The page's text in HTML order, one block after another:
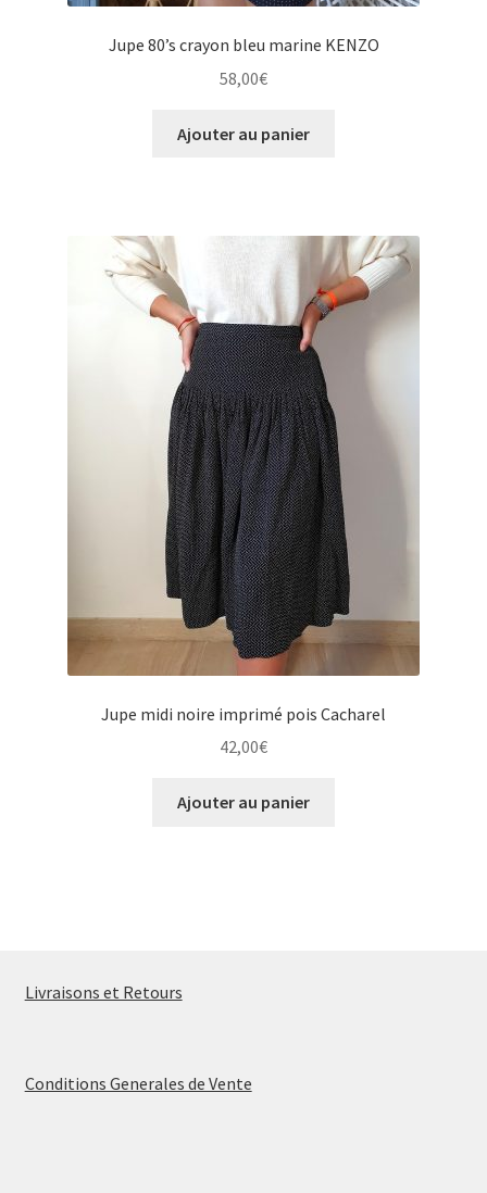
Jupe 80’s crayon bleu marine KENZO
58,00€
Ajouter au panier
Jupe midi noire imprimé pois Cacharel
42,00€
Ajouter au panier
Livraisons et Retours
Conditions Generales de Vente